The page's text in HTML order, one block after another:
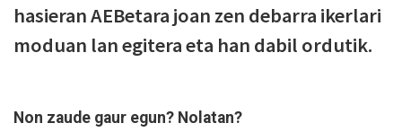
hasieran AEBetara joan zen debarra ikerlari
moduan lan egitera eta han dabil ordutik.
Non zaude gaur egun? Nolatan?